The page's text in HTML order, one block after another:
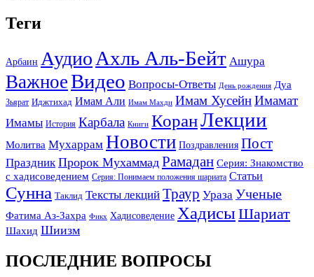
Теги
Арбаин Аудио Ахль Аль-Бейт Ашура
ВажноеВидео Вопросы-Ответы День рождения Дуа
Зьярат Иджтихад Имам Али Имам Махди Имам ХусейнИмамат
Имамы История Карбала Книги КоранЛекции
Молитва Мухаррам Новости Поздравления Пост
Праздник Пророк Мухаммад Рамадан Серия: Знакомство
с хадисоведением Серия: Понимаем положения шариата Статьи
Сунна Таклид Тексты лекций Траур Ураза Ученые
Фатима Аз-Захра Фикх Хадисоведение ХадисыШариат
Шахид Шиизм
ПОСЛЕДНИЕ ВОПРОСЫ